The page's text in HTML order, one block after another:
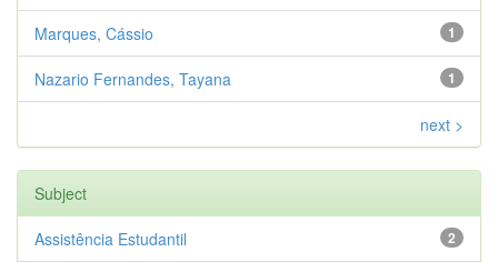
1
Marques, Cássio
1
Nazario Fernandes, Tayana
next >
Subject
2
Assistência Estudantil